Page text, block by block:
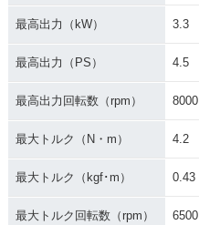
最高出力（kW） 3.3
最高出力（PS） 4.5
最高出力回転数（rpm） 8000
最大トルク（N・m） 4.2
最大トルク（kgf･m） 0.43
最大トルク回転数（rpm） 6500